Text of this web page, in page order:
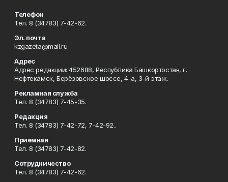
Телефон
Тел. 8 (34783) 7-42-62.
Эл. почта
kzgazeta@mail.ru
Адрес
Адрес редакции: 452688, Республика Башкортостан, г.
Нефтекамск, Берёзовское шоссе, 4-а, 3-й этаж.
Рекламная служба
Тел. 8 (34783) 7-45-35.
Редакция
Тел. 8 (34783) 7-42-72, 7-42-92..
Приемная
Тел. 8 (34783) 7-42-82.
Сотрудничество
Тел. 8 (34783) 7-42-62.